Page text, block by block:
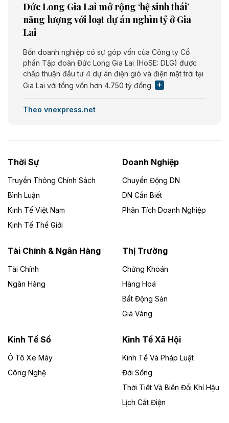
Đức Long Gia Lai mở rộng ‘hệ sinh thái’
năng lượng với loạt dự án nghìn tỷ ở Gia
Lai
Bốn doanh nghiệp có sự góp vốn của Công ty Cổ
phần Tập đoàn Đức Long Gia Lai (HoSE: DLG) được
chấp thuận đầu tư 4 dự án điện gió và điện mặt trời tại
Gia Lai với tổng vốn hơn 4.750 tỷ đồng.
Theo vnexpress.net
đất để đầu tư khu công nghiệp công nghệ cao Long
Thành, thời hạn đến 2065.
Theo baodautu.vn
Đề xuất hỗ trợ 20.000 tỷ đồng làm cao tốc
Thái Nguyên - Lạng Sơn
Tuyến cao tốc Thái Nguyên - Lạng Sơn khi hình thành
sẽ trở thành trục giao thông chiến lược, kết nối tỉnh
Thái Nguyên và các tỉnh trung du, miền núi phía Bắc
với hệ thống cửa khẩu quốc tế tại Lạng Sơn.
Đề xuất đầu tư 11.500 tỷ đồng xây dựng cao
Đông A dài khoảng 25,1 km được kỳ vọng sẽ tạo động
lực phát triển kinh tế - xã hội khu vực phía Nam đồng
Thời Sự
Truyền Thông Chính Sách
Bình Luận
Kinh Tế Việt Nam
Kinh Tế Thế Giới
Doanh Nghiệp
Chuyển Động DN
DN Cần Biết
Phân Tích Doanh Nghiệp
Tài Chính & Ngân Hàng
Tài Chính
Ngân Hàng
Thị Trường
Chứng Khoán
Hàng Hoá
Bất Động Sản
Giá Vàng
Kinh Tế Số
Ô Tô Xe Máy
Công Nghệ
Kinh Tế Xã Hội
Kinh Tế Và Pháp Luật
Đời Sống
Thời Tiết Và Biến Đổi Khí Hậu
Lịch Cắt Điện